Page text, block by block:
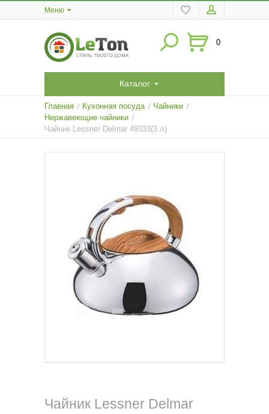
Меню
0
Каталог
Главная / Кухонная посуда / Чайники /
Нержавеющие чайники /
Чайник Lessner Delmar 49333(3 л)
Чайник Lessner Delmar